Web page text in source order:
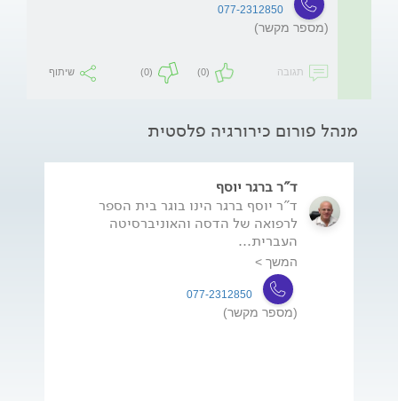
077-2312850
(מספר מקשר)
תגובה (0)
(0) שיתוף
מנהל פורום כירורגיה פלסטית
ד"ר ברגר יוסף
ד"ר יוסף ברגר הינו בוגר בית הספר
לרפואה של הדסה והאוניברסיטה
העברית...
המשך >
077-2312850
(מספר מקשר)